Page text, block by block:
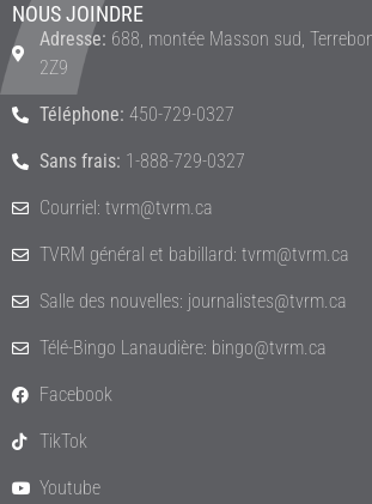
NOUS JOINDRE
Adresse: 688, montée Masson sud,
2Z9
Téléphone: 450-729-0327
Sans frais: 1-888-729-0327
Courriel: tvrm@tvrm.ca
TVRM général et babillard: tvrm@tvrm.ca
Salle des nouvelles: journalistes@tvrm.ca
Télé-Bingo Lanaudière: bingo@tvrm.ca
Facebook
TikTok
Youtube